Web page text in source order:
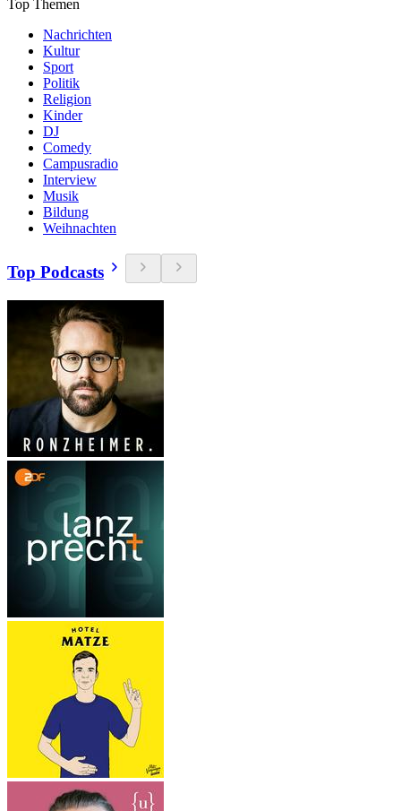
Top Themen
Nachrichten
Kultur
Sport
Politik
Religion
Kinder
DJ
Comedy
Campusradio
Interview
Musik
Bildung
Weihnachten
Top Podcasts